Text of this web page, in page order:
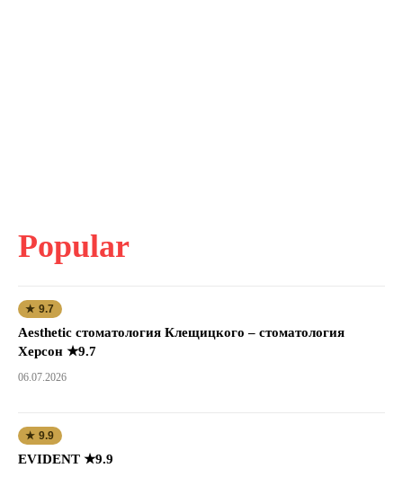
Popular
★ 9.7
Aesthetic стоматология Клещицкого – стоматология
Херсон ★9.7
06.07.2026
★ 9.9
EVIDENT ★9.9